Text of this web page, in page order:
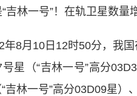
林一号”！在轨卫星数量增
月10日12时50分，我国
星（“吉林一号”高分
吉林一号”高分03D09星）